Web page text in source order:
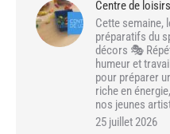
Centre de
Cette semaine,
préparatifs du
décors 🎭
humeur et
pour préparer
riche en
nos jeunes
25 juillet 2026